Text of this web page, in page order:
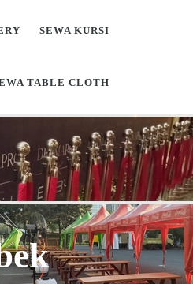
SEWA KURSI
TABLE CLOTH